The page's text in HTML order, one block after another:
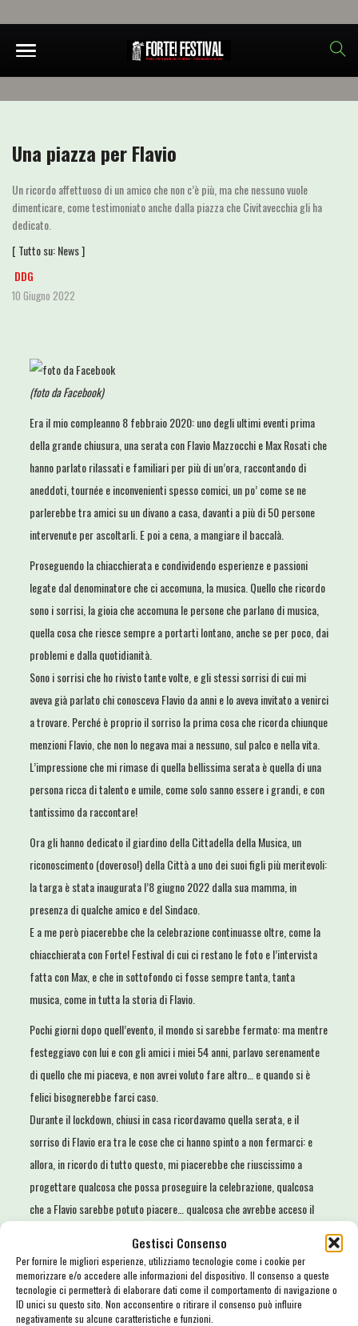
Gestisci Consenso
Per fornire le migliori esperienze, utilizziamo tecnologie come i cookie per
memorizzare e/o accedere alle informazioni del dispositivo. Il consenso a queste
tecnologie ci permetterà di elaborare dati come il comportamento di navigazione o
ID unici su questo sito. Non acconsentire o ritirare il consenso può influire
negativamente su alcune caratteristiche e funzioni.
Una piazza per Flavio
Un ricordo affettuoso di un amico che non c’è più, ma che nessuno vuole
dimenticare, come testimoniato anche dalla piazza che Civitavecchia gli ha
dedicato.
[ Tutto su:News]
DDG
10 Giugno 2022
(foto da Facebook)
Era il mio compleanno 8 febbraio 2020: uno degli ultimi eventi prima
della grande chiusura, una serata con Flavio Mazzocchi e Max Rosati che
hanno parlato rilassati e familiari per più di un’ora, raccontando di
aneddoti, tournée e inconvenienti spesso comici, un po’ come se ne
parlerebbe tra amici su un divano a casa, davanti a più di 50 persone
intervenute per ascoltarli. E poi a cena, a mangiare il baccalà.
Proseguendo la chiacchierata e condividendo esperienze e passioni
legate dal denominatore che ci accomuna, la musica. Quello che ricordo
sono i sorrisi, la gioia che accomuna le persone che parlano di musica,
quella cosa che riesce sempre a portarti lontano, anche se per poco, dai
problemi e dalla quotidianità.
Sono i sorrisi che ho rivisto tante volte, e gli stessi sorrisi di cui mi
aveva già parlato chi conosceva Flavio da anni e lo aveva invitato a venirci
a trovare. Perché è proprio il sorriso la prima cosa che ricorda chiunque
menzioni Flavio, che non lo negava mai a nessuno, sul palco e nella vita.
L’impressione che mi rimase di quella bellissima serata è quella di una
persona ricca di talento e umile, come solo sanno essere i grandi, e con
tantissimo da raccontare!
Ora gli hanno dedicato il giardino della Cittadella della Musica, un
riconoscimento (doveroso!) della Città a uno dei suoi figli più meritevoli:
la targa è stata inaugurata l’8 giugno 2022 dalla sua mamma, in
presenza di qualche amico e del Sindaco.
E a me però piacerebbe che la celebrazione continuasse oltre, come la
chiacchierata con Forte! Festival di cui ci restano le foto e l’intervista
fatta con Max, e che in sottofondo ci fosse sempre tanta, tanta
musica, come in tutta la storia di Flavio.
Pochi giorni dopo quell’evento, il mondo si sarebbe fermato: ma mentre
festeggiavo con lui e con gli amici i miei 54 anni, parlavo serenamente
di quello che mi piaceva, e non avrei voluto fare altro… e quando si è
felici bisognerebbe farci caso.
Durante il lockdown, chiusi in casa ricordavamo quella serata, e il
sorriso di Flavio era tra le cose che ci hanno spinto a non fermarci: e
allora, in ricordo di tutto questo, mi piacerebbe che riuscissimo a
progettare qualcosa che possa proseguire la celebrazione, qualcosa
che a Flavio sarebbe potuto piacere… qualcosa che avrebbe acceso il
(Giulia Morroto per FORTE! Festival)
[youtube v=”QIS4UJAAAp4″]